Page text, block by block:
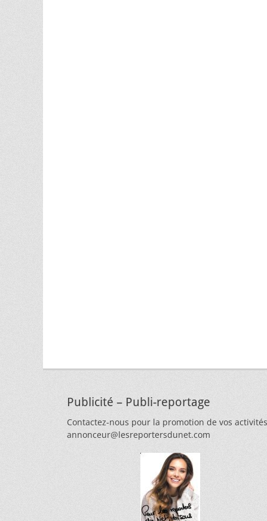
Publicité – Publi-reportage
Contactez-nous pour la promotion de vos
annonceur@lesreportersdunet.com